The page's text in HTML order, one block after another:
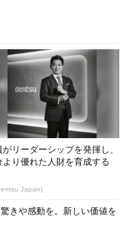
リューム
セキュリティが強化された
を提供します。既存の規
あります（ 画面4）。既存
がリーダーシップを発揮し、
より優れた人財を育成する
Japan)
きや感動を。新しい価値を